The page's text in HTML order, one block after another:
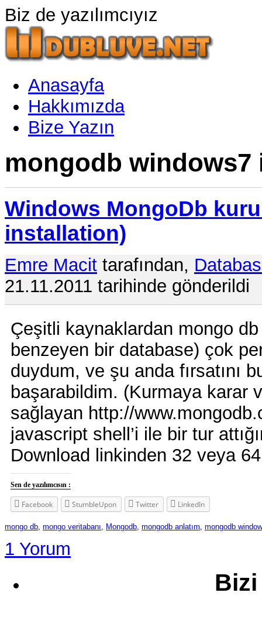
Biz de yazılımcıyız
Anasayfa
Hakkımızda
Bize Yazın
mongodb windows7
Windows MongoDb
installation)
Emre Macit tarafından,
21.11.2011 tarihinde gönderildi
Çeşitli kaynaklardan mongo
benzeyen bir database) çok
duydum, ve şu anda fırsatını
başarabildim. (Kurmaya karar
sağlayan http://
javascript shell’i ile bir tur
Download linkinden 32 veya
Sen de yazılımcısın :
Facebook StumbleUpon Twitter LinkedIn
mongo db, mongo veritabanı, Mongodb, mongodb anlatım, mongodb
1 Yorum